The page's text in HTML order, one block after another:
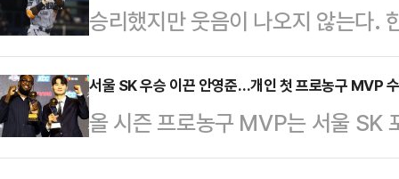
42)를 승점 7 차이로 따돌리며 다
…
번, 중견수로 선발 출전한 이정후
5로 뒤진 4회 무사 1루 상황에서
을 가볍게 잡아당겨 타구를 우측 선
천천히 굴렀고 이 사이 이정후는
그 데뷔 후 …
승리했지만 웃음이 나오지 않는다.
리얼에 대한 고민이 점점 커지고
KBO리그’ 두산과의 원정경기서
시즌 전적 5승 10패(승률 0.333)
를 반 경기 차로 추격했다.이날 경
서울 SK 우승 이끈 안영준…개인 첫 프로농구 MVP
올 시즌 프로농구 MVP는 서울 SK
서울 강남구 그랜드 인터컨티넨탈